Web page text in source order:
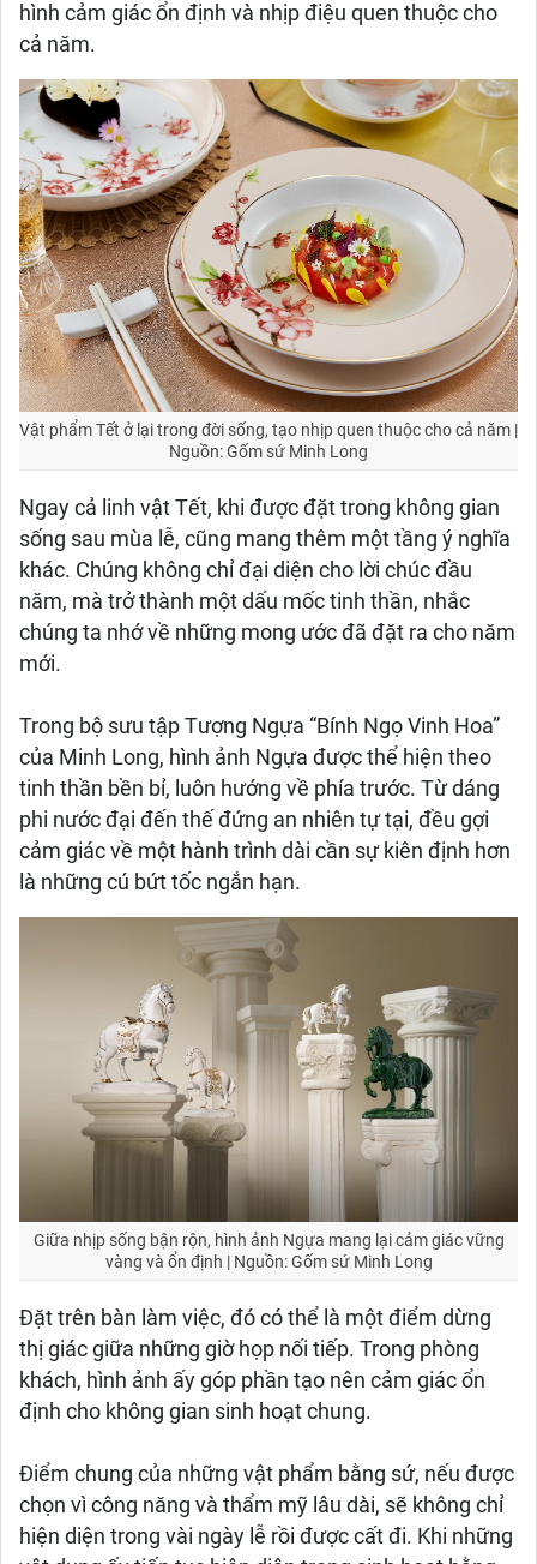
hình cảm giác ổn định và nhịp điệu quen thuộc cho
cả năm.
Vật phẩm Tết ở lại trong đời sống, tạo nhịp quen thuộc cho cả năm |
Nguồn: Gốm sứ Minh Long
Ngay cả linh vật Tết, khi được đặt trong không gian
sống sau mùa lễ, cũng mang thêm một tầng ý nghĩa
khác. Chúng không chỉ đại diện cho lời chúc đầu
năm, mà trở thành một dấu mốc tinh thần, nhắc
chúng ta nhớ về những mong ước đã đặt ra cho năm
mới.
Trong bộ sưu tập Tượng Ngựa “Bính Ngọ Vinh Hoa”
của Minh Long, hình ảnh Ngựa được thể hiện theo
tinh thần bền bỉ, luôn hướng về phía trước. Từ dáng
phi nước đại đến thế đứng an nhiên tự tại, đều gợi
cảm giác về một hành trình dài cần sự kiên định hơn
là những cú bứt tốc ngắn hạn.
Giữa nhịp sống bận rộn, hình ảnh Ngựa mang lại cảm giác vững
vàng và ổn định | Nguồn: Gốm sứ Minh Long
Đặt trên bàn làm việc, đó có thể là một điểm dừng
thị giác giữa những giờ họp nối tiếp. Trong phòng
khách, hình ảnh ấy góp phần tạo nên cảm giác ổn
định cho không gian sinh hoạt chung.
Điểm chung của những vật phẩm bằng sứ, nếu được
chọn vì công năng và thẩm mỹ lâu dài, sẽ không chỉ
hiện diện trong vài ngày lễ rồi được cất đi. Khi những